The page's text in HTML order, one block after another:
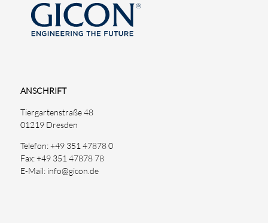
ANSCHRIFT
Tiergartenstraße 48
01219 Dresden
Telefon: +49 351 47878 0
Fax: +49 351 47878 78
E-Mail: info@gicon.de